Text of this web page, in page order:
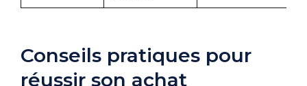
Conseils pratiques pour
réussir son achat